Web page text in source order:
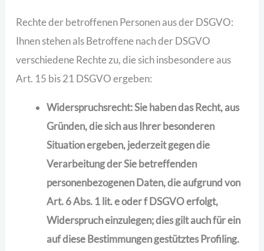
Rechte der betroffenen Personen aus der DSGVO:
Ihnen stehen als Betroffene nach der DSGVO
verschiedene Rechte zu, die sich insbesondere aus
Art. 15 bis 21 DSGVO ergeben:
Widerspruchsrecht: Sie haben das Recht, aus
Gründen, die sich aus Ihrer besonderen
Situation ergeben, jederzeit gegen die
Verarbeitung der Sie betreffenden
personenbezogenen Daten, die aufgrund von
Art. 6 Abs. 1 lit. e oder f DSGVO erfolgt,
Widerspruch einzulegen; dies gilt auch für ein
auf diese Bestimmungen gestütztes Profiling.